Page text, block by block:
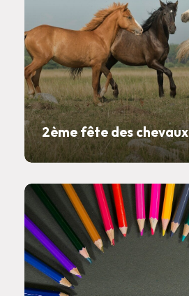
2ème fête des chevaux